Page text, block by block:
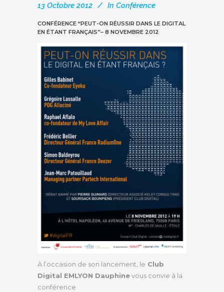
13 Octobre 2012 In Conférence
CONFÉRENCE “PEUT-ON RÉUSSIR DANS LE DIGITAL
EN ÉTANT FRANÇAIS”– 8 NOVEMBRE 2012
À l’occasion de son lancement, le Club
Digital EMLYON Dauphinevous convie à la
conférence